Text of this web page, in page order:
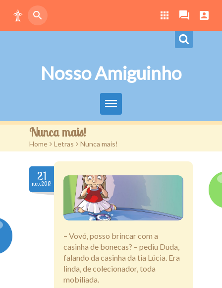
Nosso Amiguinho
Eduque Brincando
Letras
Downloads
Atividades
Assine
Nunca mais!
Home > Letras > Nunca mais!
21
nov.2017
– Vovó, posso brincar com a
casinha de bonecas? – pediu Duda,
falando da casinha da tia Lúcia. Era
linda, de colecionador, toda
mobiliada.